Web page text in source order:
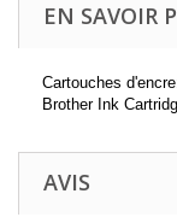
EN SAVOIR
Cartouches
Brother Ink
AVIS